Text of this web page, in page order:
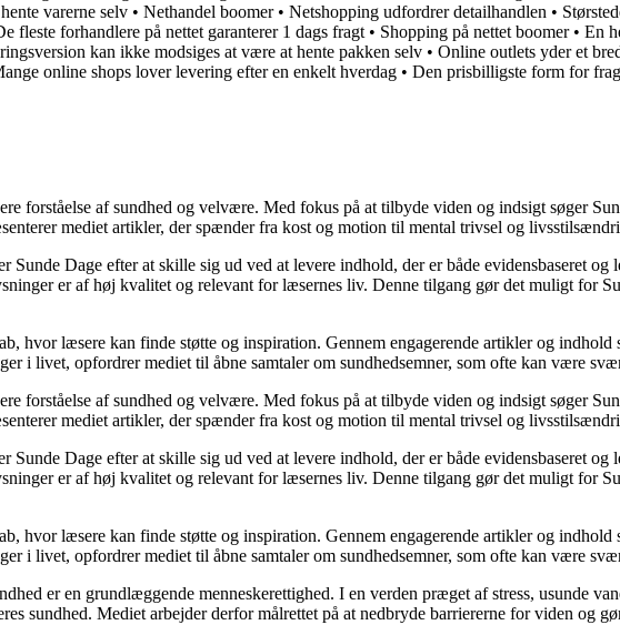
varerne selv • Nethandel boomer• Netshopping udfordrer detailhandlen •
fleste forhandlere på nettet garanterer 1 dags fragt • Shopping på nettet boomer• En
kan ikke modsiges at være at hente pakken selv • Online outlets yder et
online shops lover levering efter en enkelt hverdag • Den prisbilligste form for
forståelse af sundhed og velvære. Med fokus på at tilbyde viden og indsigt søger
mediet artikler, der spænder fra kost og motion til mental trivsel og
Dage efter at skille sig ud ved at levere indhold, der er både evidensbaseret og
er af høj kvalitet og relevant for læsernes liv. Denne tilgang gør det muligt for
hvor læsere kan finde støtte og inspiration. Gennem engagerende artikler og
i livet, opfordrer mediet til åbne samtaler om sundhedsemner, som ofte kan være
forståelse af sundhed og velvære. Med fokus på at tilbyde viden og indsigt søger
mediet artikler, der spænder fra kost og motion til mental trivsel og
Dage efter at skille sig ud ved at levere indhold, der er både evidensbaseret og
er af høj kvalitet og relevant for læsernes liv. Denne tilgang gør det muligt for
hvor læsere kan finde støtte og inspiration. Gennem engagerende artikler og
i livet, opfordrer mediet til åbne samtaler om sundhedsemner, som ofte kan være
er en grundlæggende menneskerettighed. I en verden præget af stress, usunde
sundhed. Mediet arbejder derfor målrettet på at nedbryde barriererne for viden og